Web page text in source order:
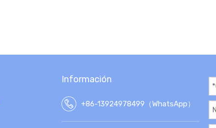
Información
+86-13924978499（WhatsApp）